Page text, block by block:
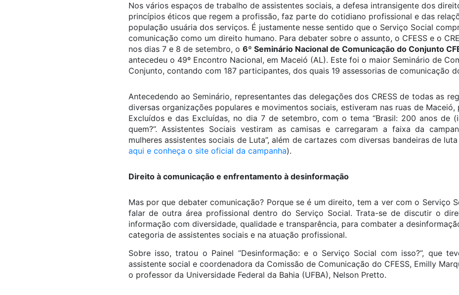
Nos vários espaços de trabalho de assistentes sociais, a defesa intransigente dos
princípios éticos que regem a profissão, faz parte do cotidiano profissional e das
população usuária dos serviços. É justamente nesse sentido que o Serviço Social
comunicação como um direito humano. Para debater sobre o assunto, o CFESS e o
nos dias 7 e 8 de setembro, o 6º Seminário Nacional de Comunicação do Conjunto
antecedeu o 49º Encontro Nacional, em Maceió (AL). Este foi o maior Seminário de
Conjunto, contando com 187 participantes, dos quais 19 assessorias de comunicação
Antecedendo ao Seminário, representantes das delegações dos CRESS de todas as
diversas organizações populares e movimentos sociais, estiveram nas ruas de
Excluídos e das Excluídas, no dia 7 de setembro, com o tema “Brasil: 200 anos de
quem?”. Assistentes Sociais vestiram as camisas e carregaram a faixa da
mulheres assistentes sociais de Luta”, além de cartazes com diversas bandeiras de
aqui e conheça o site oficial da campanha).
Direito à comunicação e enfrentamento à desinformação
Mas por que debater comunicação? Porque se é um direito, tem a ver com o Serviço
falar de outra área profissional dentro do Serviço Social. Trata-se de discutir o
informação com diversidade, qualidade e transparência, para combater a
categoria de assistentes sociais e na atuação profissional.
Sobre isso, tratou o Painel “Desinformação: e o Serviço Social com isso?”, que
assistente social e coordenadora da Comissão de Comunicação do CFESS, Emilly
o professor da Universidade Federal da Bahia (UFBA), Nelson Pretto.